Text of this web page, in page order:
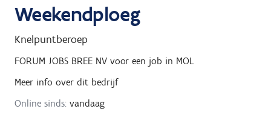
Weekendploeg
Knelpuntberoep
FORUM JOBS BREE NV voor een job in MOL
Meer info over dit bedrijf
Online sinds: vandaag